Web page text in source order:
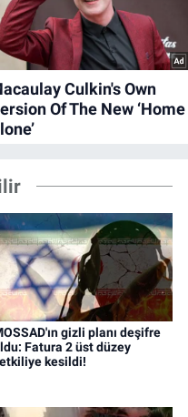
gizli planı deşifre
Fatura 2 üst düzey
kesildi!